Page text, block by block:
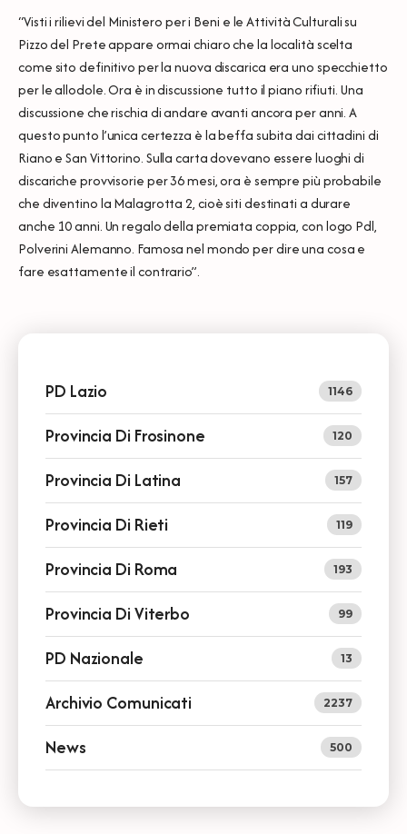
“Visti i rilievi del Ministero per i Beni e le Attività Culturali su
Pizzo del Prete appare ormai chiaro che la località scelta
come sito definitivo per la nuova discarica era uno specchietto
per le allodole. Ora è in discussione tutto il piano rifiuti. Una
discussione che rischia di andare avanti ancora per anni. A
questo punto l’unica certezza è la beffa subita dai cittadini di
Riano e San Vittorino. Sulla carta dovevano essere luoghi di
discariche provvisorie per 36 mesi, ora è sempre più probabile
che diventino la Malagrotta 2, cioè siti destinati a durare
anche 10 anni. Un regalo della premiata coppia, con logo Pdl,
Polverini Alemanno. Famosa nel mondo per dire una cosa e
fare esattamente il contrario”.
PD Lazio 1146
Provincia Di Frosinone 120
Provincia Di Latina 157
Provincia Di Rieti 119
Provincia Di Roma 193
Provincia Di Viterbo 99
PD Nazionale 13
Archivio Comunicati 2237
News 500